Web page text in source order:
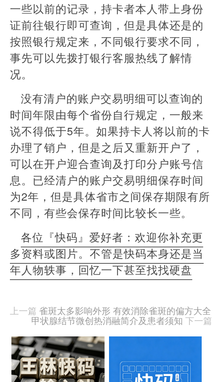
一些以前的记录，持卡者本人带上身份
证前往银行即可查询，但是具体还是的
按照银行规定来，不同银行要求不同，
事先可以先拨打银行客服热线了解情
况。
没有清户的账户交易明细可以查询的
时间年限由每个省份自行规定，一般来
说不得低于5年。如果持卡人将以前的卡
办理了销户，但是之后又重新开户了，
可以在开户迎合查询及打印分户账号信
息。已经清户的账户交易明细保存时间
为2年，但是具体省市之间保存期限有所
不同，有些会保存时间比较长一些。
各位『快码』爱好者：欢迎你补充更
多资料或图片。不管是快码本身还是当
年人物轶事，回忆一下甚至找找硬盘
由
羊
喜
于
09-
上一篇 雀斑太多影响外形 有效消除雀斑的偏方大全
甲状腺结节微创热消融简介及患者须知 下一篇
相
关
文